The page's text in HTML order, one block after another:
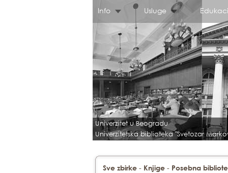
Info Usluge
Univerzitet u Beogradu
Univerzitetska biblioteka "Svetozar
Sve zbirke - Knjige - Posebna